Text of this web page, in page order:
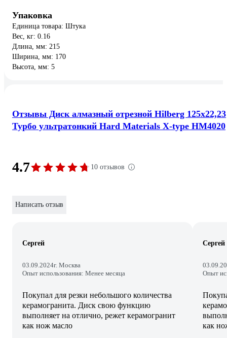
Упаковка
Единица товара: Штука
Вес, кг: 0.16
Длина, мм: 215
Ширина, мм: 170
Высота, мм: 5
Отзывы Диск алмазный отрезной Hilberg 125x22,23
Турбо ультратонкий Hard Materials X-type HM4020
4.7 10 отзывов
Написать отзыв
Сергей
03.09.2024г. Москва
Опыт использования: Менее месяца
Покупал для резки небольшого количества
керамогранита. Диск свою функцию
выполняет на отлично, режет керамогранит
как нож масло
Сергей
Опыт
как